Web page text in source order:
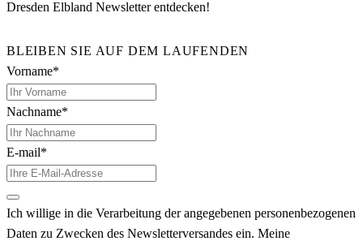
Dresden Elbland Newsletter entdecken!
BLEIBEN SIE AUF DEM LAUFENDEN
Vorname*
Nachname*
E-mail*
Ich willige in die Verarbeitung der angegebenen personenbezogenen
Daten zu Zwecken des Newsletterversandes ein. Meine